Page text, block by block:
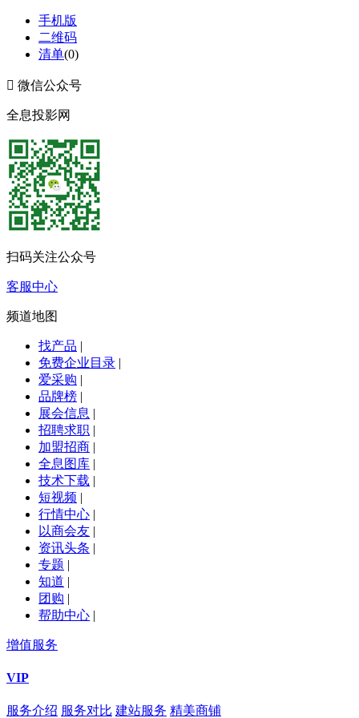
手机版
二维码
清单(0)
 微信公众号
全息投影网
扫码关注公众号
客服中心
频道地图
找产品 |
免费企业目录 |
爱采购 |
品牌榜 |
展会信息 |
招聘求职 |
加盟招商 |
全息图库 |
技术下载 |
短视频 |
行情中心 |
以商会友 |
资讯头条 |
专题 |
知道 |
团购 |
帮助中心 |
增值服务
VIP
服务介绍 服务对比 建站服务 精美商铺